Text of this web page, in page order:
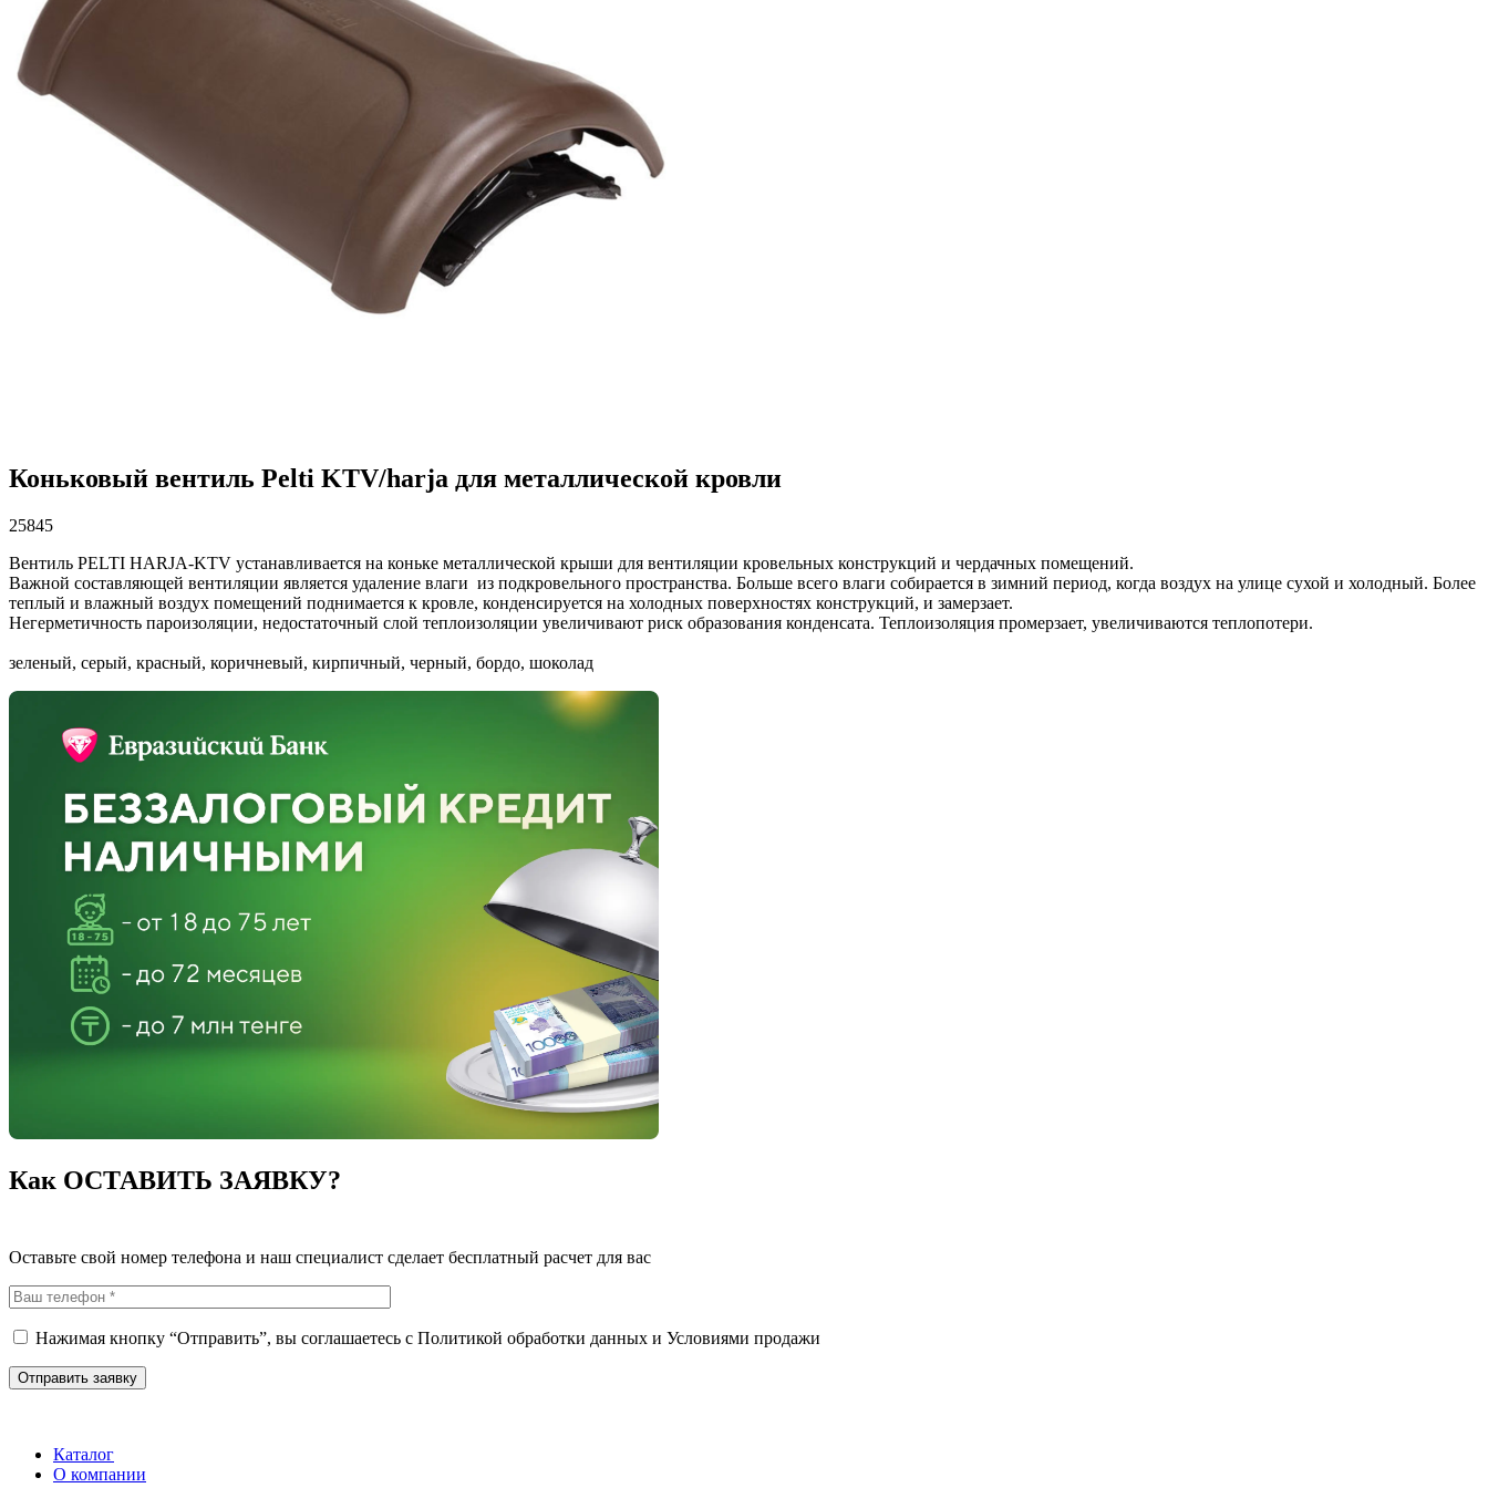
Коньковый вентиль Pelti KTV/harja для металлической кровли
25845
Вентиль PELTI HARJA-KTV устанавливается на коньке металлической крыши для вентиляции кровельных конструкций и чердачных помещений.
Важной составляющей вентиляции является удаление влаги из подкровельного пространства. Больше всего влаги собирается в зимний период, когда воздух на улице сухой и холодный. Более
теплый и влажный воздух помещений поднимается к кровле, конденсируется на холодных поверхностях конструкций, и замерзает.
Негерметичность пароизоляции, недостаточный слой теплоизоляции увеличивают риск образования конденсата. Теплоизоляция промерзает, увеличиваются теплопотери.
зеленый, серый, красный, коричневый, кирпичный, черный, бордо, шоколад
Как ОСТАВИТЬ ЗАЯВКУ?
Оставьте свой номер телефона и наш специалист сделает бесплатный расчет для вас
Нажимая кнопку “Отправить”, вы соглашаетесь с Политикой обработки данных и Условиями продажи
Каталог
О компании